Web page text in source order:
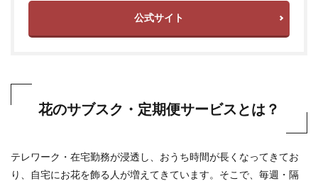
公式サイト
花のサブスク・定期便サービスとは？
テレワーク・在宅勤務が浸透し、おうち時間が長くなってきてお
り、自宅にお花を飾る人が増えてきています。そこで、毎週・隔